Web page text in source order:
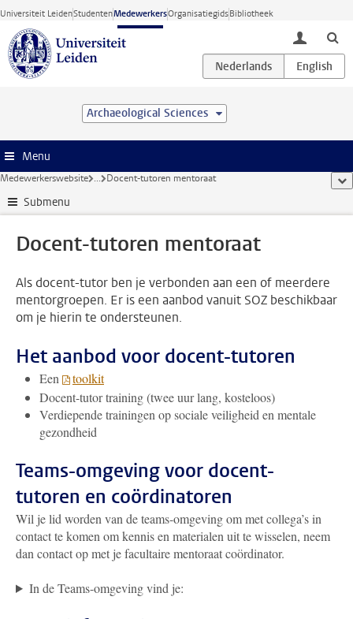
Ga direct naar de inhoud
Universiteit LeidenStudentenMedewerkersOrganisatiegidsBibliotheek
toggle
Archaeological Sciences
Menu
Medewerkerswebsite ... Docent-tutoren mentoraat
Submenu
Docent-tutoren mentoraat
Als docent-tutor ben je verbonden aan een of meerdere
mentorgroepen. Er is een aanbod vanuit SOZ beschikbaar
om je hierin te ondersteunen.
Het aanbod voor docent-tutoren
Een
toolkit
Docent-tutor training (twee uur lang, kosteloos)
Verdiepende trainingen op sociale veiligheid en mentale
gezondheid
Teams-omgeving voor docent-
tutoren en coördinatoren
Wil je lid worden van de teams-omgeving om met collega’s in
contact te komen om kennis en materialen uit te wisselen, neem
dan contact op met je facultaire mentoraat coördinator.
In de Teams-omgeving vind je: